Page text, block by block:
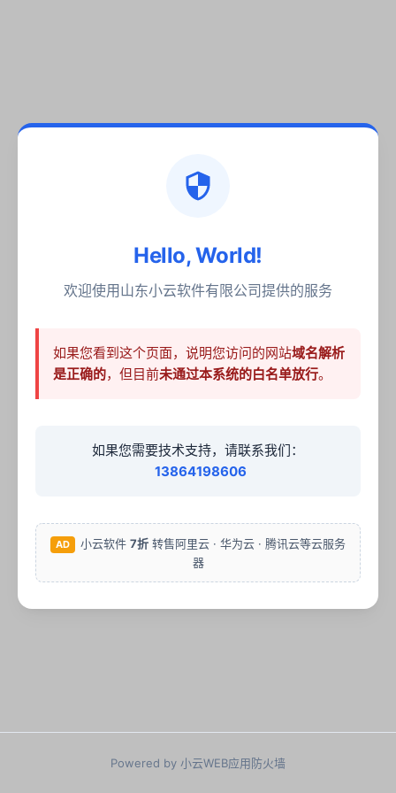
Hello, World!
欢迎使用山东小云软件有限公司提供的服务
如果您看到这个页面，说明您访问的网站域名解析
是正确的，但目前未通过本系统的白名单放行。
如果您需要技术支持，请联系我们：
13864198606
AD 小云软件 7折 转售阿里云 · 华为云 · 腾讯云等云服务
器
Powered by 小云WEB应用防火墙